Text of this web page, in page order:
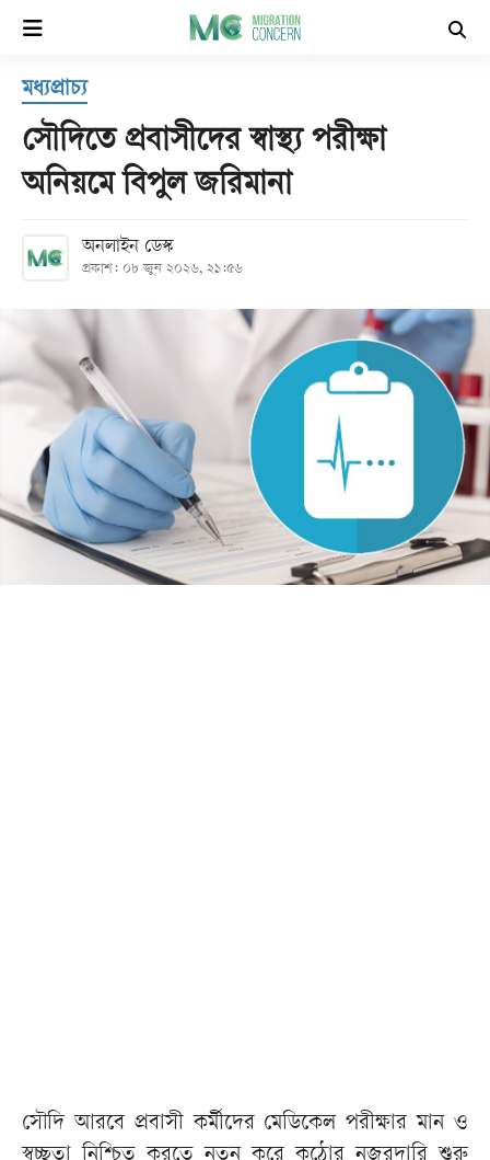
হোম
সর্বশেষ
বিভাগ
আর্কাইভ
কনভার্টার
Follow
Us
মধ্যপ্রাচ্য
সৌদিতে প্রবাসীদের স্বাস্থ্য পরীক্ষা
অনিয়মে বিপুল জরিমানা
অনলাইন ডেস্ক
প্রকাশ: ০৮ জুন ২০২৬, ২১:৫৬
সৌদি আরবে প্রবাসী কর্মীদের মেডিকেল পরীক্ষার মান ও